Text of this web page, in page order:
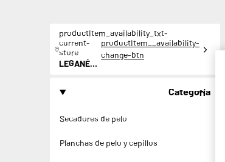
productItem_availability_txt-
current-
store
LEGANÉS, MADRID
productItem__availability-
change-btn
Categoría
Secadores de pelo
Planchas de pelo y cepillos